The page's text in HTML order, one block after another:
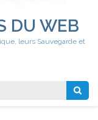
DU WEB
leurs Sauvegarde et
Rechercher